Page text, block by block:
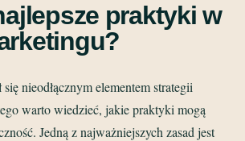
praktyki w
nieodłącznym elementem strategii
warto wiedzieć, jakie praktyki mogą
Jedną z najważniejszych zasad jest